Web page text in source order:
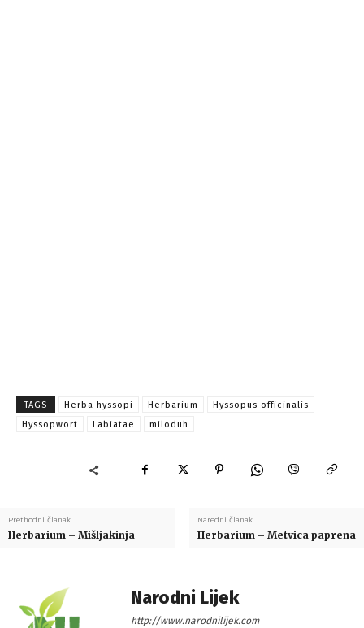
TAGS Herba hyssopi Herbarium
Hyssopus officinalis
Hyssopwort
Labiatae miloduh
Prethodni članak
Herbarium – Mišljakinja
Naredni članak
Herbarium – Metvica paprena
Narodni Lijek
http://www.narodnilijek.com